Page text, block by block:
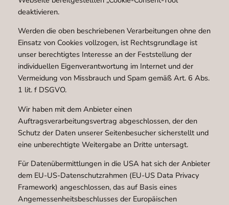
deaktivieren.
Werden die oben beschriebenen Verarbeitungen ohne den
Einsatz von Cookies vollzogen, ist Rechtsgrundlage ist
unser berechtigtes Interesse an der Feststellung der
individuellen Eigenverantwortung im Internet und der
Vermeidung von Missbrauch und Spam gemäß Art. 6 Abs.
1 lit. f DSGVO.
Wir haben mit dem Anbieter einen
Auftragsverarbeitungsvertrag abgeschlossen, der den
Schutz der Daten unserer Seitenbesucher sicherstellt und
eine unberechtigte Weitergabe an Dritte untersagt.
Für Datenübermittlungen in die USA hat sich der Anbieter
dem EU-US-Datenschutzrahmen (EU-US Data Privacy
Framework) angeschlossen, das auf Basis eines
Angemessenheitsbeschlusses der Europäischen